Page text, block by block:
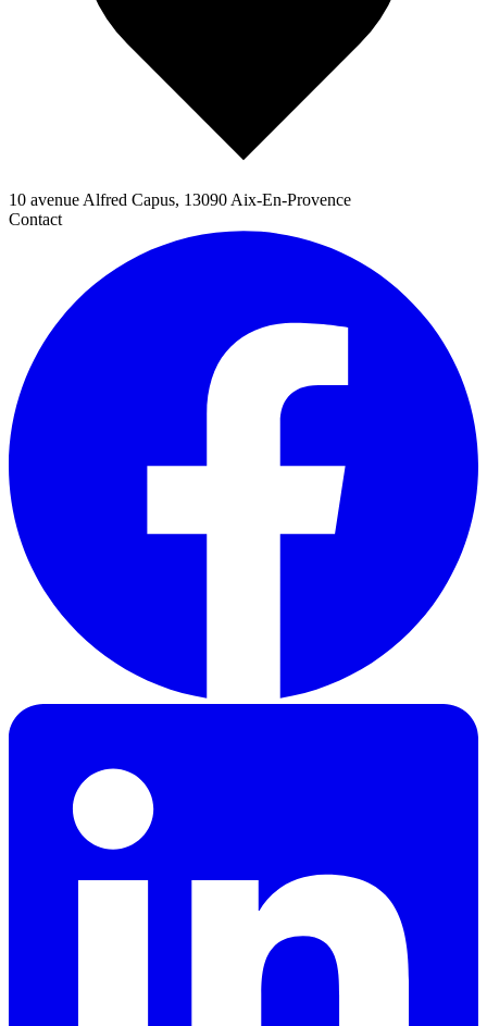
10 avenue Alfred Capus, 13090 Aix-En-Provence
Contact